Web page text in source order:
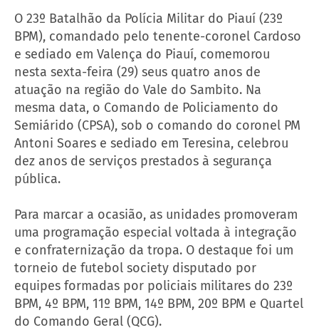
O 23º Batalhão da Polícia Militar do Piauí (23º
BPM), comandado pelo tenente-coronel Cardoso
e sediado em Valença do Piauí, comemorou
nesta sexta-feira (29) seus quatro anos de
atuação na região do Vale do Sambito. Na
mesma data, o Comando de Policiamento do
Semiárido (CPSA), sob o comando do coronel PM
Antoni Soares e sediado em Teresina, celebrou
dez anos de serviços prestados à segurança
pública.
Para marcar a ocasião, as unidades promoveram
uma programação especial voltada à integração
e confraternização da tropa. O destaque foi um
torneio de futebol society disputado por
equipes formadas por policiais militares do 23º
BPM, 4º BPM, 11º BPM, 14º BPM, 20º BPM e Quartel
do Comando Geral (QCG).